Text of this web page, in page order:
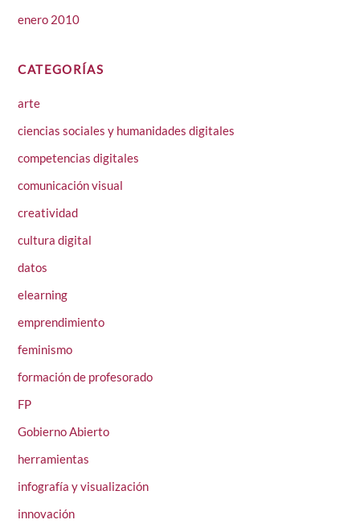
enero 2010
CATEGORÍAS
arte
ciencias sociales y humanidades digitales
competencias digitales
comunicación visual
creatividad
cultura digital
datos
elearning
emprendimiento
feminismo
formación de profesorado
FP
Gobierno Abierto
herramientas
infografía y visualización
innovación